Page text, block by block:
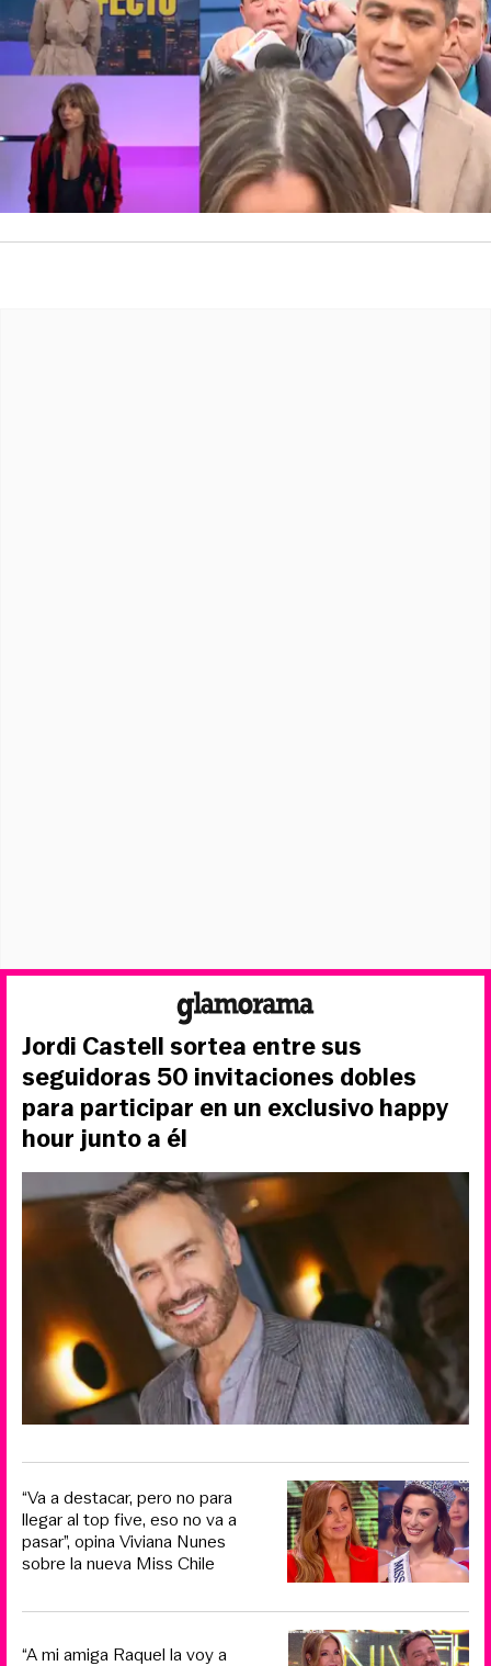
Jordi Castell sortea entre sus
seguidoras 50 invitaciones dobles
para participar en un exclusivo happy
hour junto a él
“Va a destacar, pero no para
llegar al top five, eso no va a
pasar”, opina Viviana Nunes
sobre la nueva Miss Chile
“A mi amiga Raquel la voy a